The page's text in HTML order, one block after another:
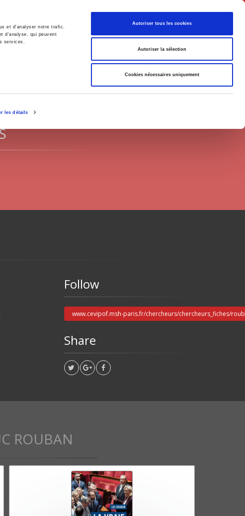
et d'analyser notre trafic.
d'analyse, qui peuvent
services.
les détails
Autoriser tous les cookies
Autoriser la sélection
Cookies nécessaires uniquement
English
Politics
Follow
www.cevipof.msh-paris.fr/chercheurs/chercheurs_fiches/
Share
ROUBAN